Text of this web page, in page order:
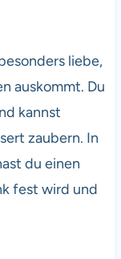
liebe,
auskommt. Du
kannst
zaubern. In
du einen
fest wird und